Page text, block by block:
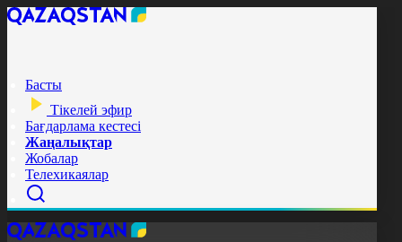
Басты
Тікелей эфир
Бағдарлама кестесі
Жаңалықтар
Жобалар
Телехикаялар